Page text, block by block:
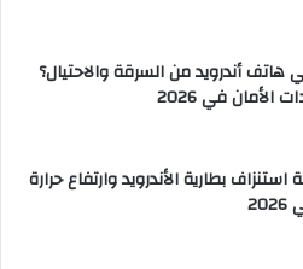
أندرويد من السرقة والاحتيال؟
الأمان في 2026
بطارية الأندرويد وارتفاع حرارة